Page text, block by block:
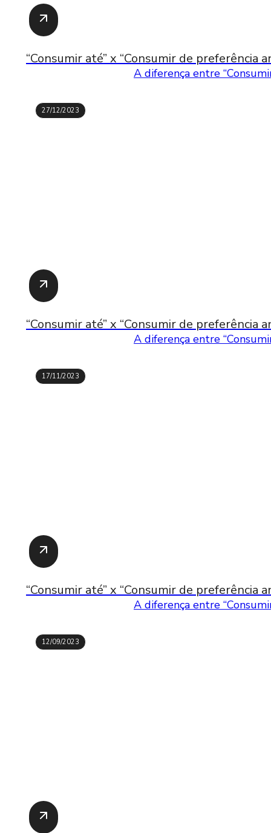
“Consumir até” x “Consumir de preferência
A diferença entre
27/12/2023
“Consumir até” x “Consumir de preferência
A diferença entre
17/11/2023
“Consumir até” x “Consumir de preferência
A diferença entre
12/09/2023